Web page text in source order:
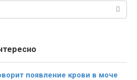
появление крови в моче